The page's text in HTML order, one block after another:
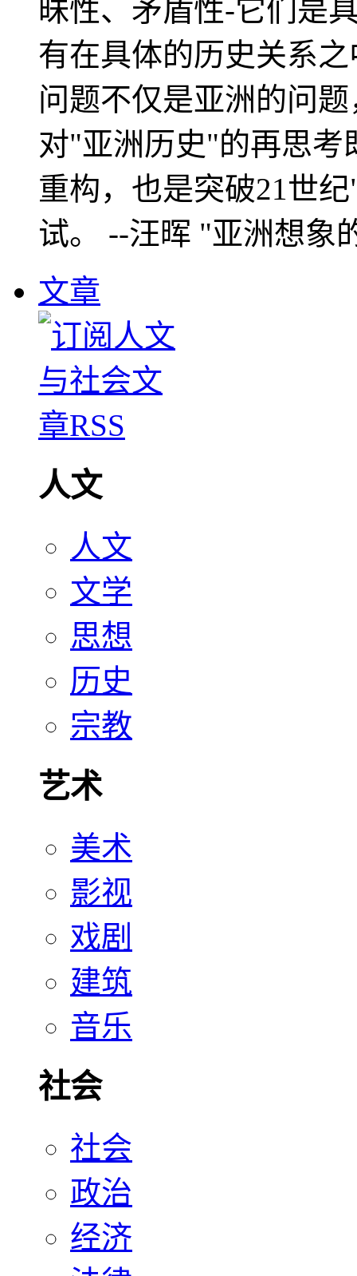
昧性、矛盾性-它们是
有在具体的历史关系
问题不仅是亚洲的问
对"亚洲历史"的再思考
重构，也是突破21世
试。 --汪晖 "亚洲想象
文章
人文
人文
文学
思想
历史
宗教
艺术
美术
影视
戏剧
建筑
音乐
社会
社会
政治
经济